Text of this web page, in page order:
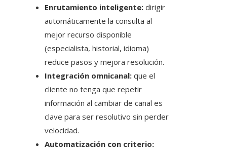
Enrutamiento inteligente: dirigir
automáticamente la consulta al
mejor recurso disponible
(especialista, historial, idioma)
reduce pasos y mejora resolución.
Integración omnicanal: que el
cliente no tenga que repetir
información al cambiar de canal es
clave para ser resolutivo sin perder
velocidad.
Automatización con criterio: